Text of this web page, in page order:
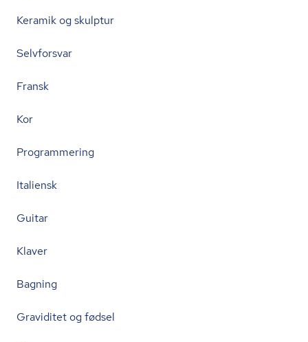
Keramik og skulptur
Selvforsvar
Fransk
Kor
Programmering
Italiensk
Guitar
Klaver
Bagning
Graviditet og fødsel